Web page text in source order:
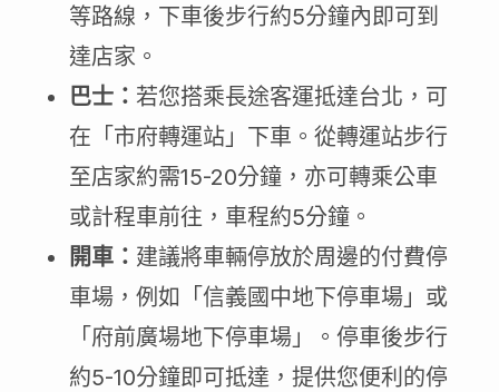
等路線，下車後步行約5分鐘內即可到
達店家。
巴士： 若您搭乘長途客運抵達台北，可
在「市府轉運站」下車。從轉運站步行
至店家約需15-20分鐘，亦可轉乘公車
或計程車前往，車程約5分鐘。
開車： 建議將車輛停放於周邊的付費停
車場，例如「信義國中地下停車場」或
「府前廣場地下停車場」。停車後步行
約5-10分鐘即可抵達，提供您便利的停